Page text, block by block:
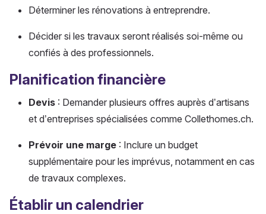
Déterminer les rénovations à entreprendre.
Décider si les travaux seront réalisés soi-même ou
confiés à des professionnels.
Planification financière
Devis : Demander plusieurs offres auprès d’artisans
et d’entreprises spécialisées comme Collethomes.ch.
Prévoir une marge : Inclure un budget
supplémentaire pour les imprévus, notamment en cas
de travaux complexes.
Établir un calendrier